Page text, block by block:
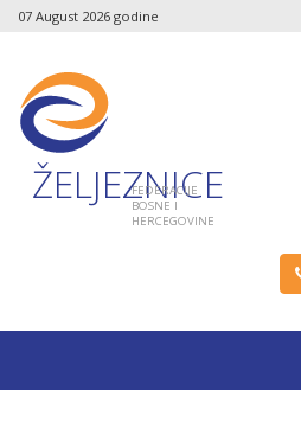
07 August 2026 godine
ŽELJEZNICE
FEDERACIJE
BOSNE I
HERCEGOVINE